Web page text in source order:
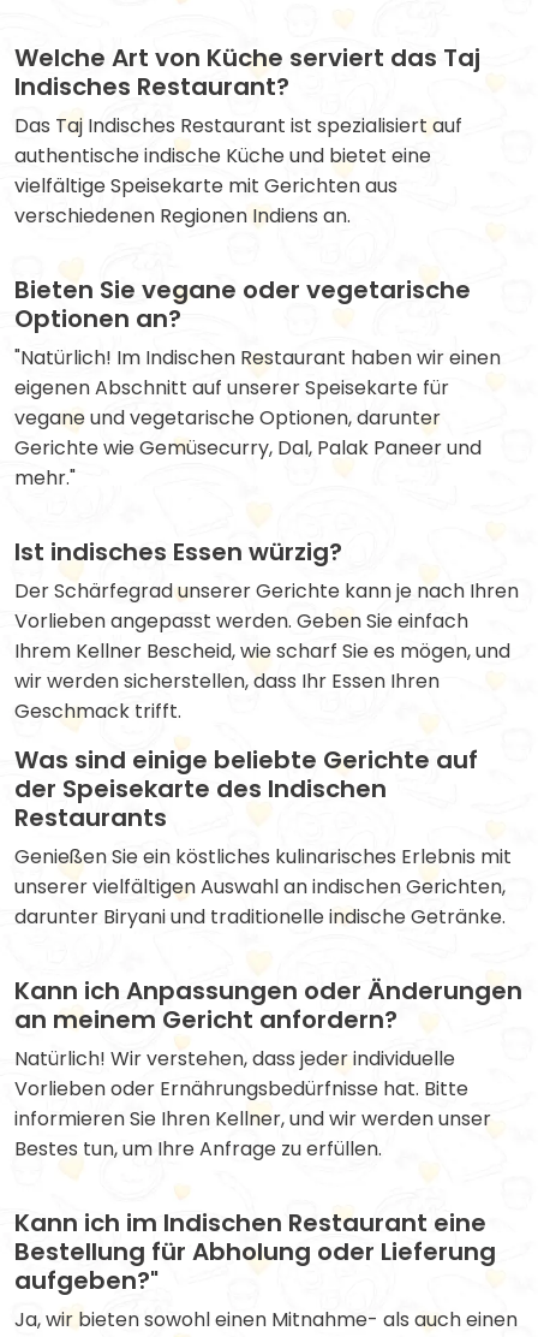
Welche Art von Küche serviert das Taj
Indisches Restaurant?
Das Taj Indisches Restaurant ist spezialisiert auf
authentische indische Küche und bietet eine
vielfältige Speisekarte mit Gerichten aus
verschiedenen Regionen Indiens an.
Bieten Sie vegane oder vegetarische
Optionen an?
"Natürlich! Im Indischen Restaurant haben wir einen
eigenen Abschnitt auf unserer Speisekarte für
vegane und vegetarische Optionen, darunter
Gerichte wie Gemüsecurry, Dal, Palak Paneer und
mehr."
Ist indisches Essen würzig?
Der Schärfegrad unserer Gerichte kann je nach Ihren
Vorlieben angepasst werden. Geben Sie einfach
Ihrem Kellner Bescheid, wie scharf Sie es mögen, und
wir werden sicherstellen, dass Ihr Essen Ihren
Geschmack trifft.
Was sind einige beliebte Gerichte auf
der Speisekarte des Indischen
Restaurants
Genießen Sie ein köstliches kulinarisches Erlebnis mit
unserer vielfältigen Auswahl an indischen Gerichten,
darunter Biryani und traditionelle indische Getränke.
Kann ich Anpassungen oder Änderungen
an meinem Gericht anfordern?
Natürlich! Wir verstehen, dass jeder individuelle
Vorlieben oder Ernährungsbedürfnisse hat. Bitte
informieren Sie Ihren Kellner, und wir werden unser
Bestes tun, um Ihre Anfrage zu erfüllen.
Kann ich im Indischen Restaurant eine
Bestellung für Abholung oder Lieferung
aufgeben?"
Ja, wir bieten sowohl einen Mitnahme- als auch einen